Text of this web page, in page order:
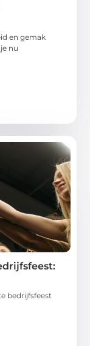
en gemak
nu
bedrijfsfeest